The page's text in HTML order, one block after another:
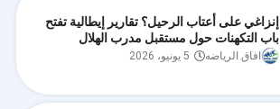
إنزاغي على أعتاب الرحيل؟ تقارير إيطالية تفتح
باب التكهنات حول مستقبل مدرب الهلال
افاق الرياضه 5 يونيو، 2026